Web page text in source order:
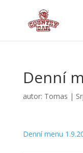
Denní
autor: Tomas |
Denní menu